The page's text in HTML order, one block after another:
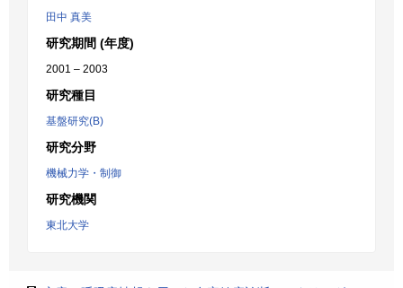
田中 真美
研究期間 (年度)
2001 – 2003
研究種目
基盤研究(B)
研究分野
機械力学・制御
研究機関
東北大学